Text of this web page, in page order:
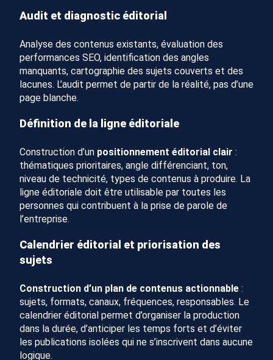
Audit et diagnostic éditorial
Analyse des contenus existants, évaluation des
performances SEO, identification des angles
manquants, cartographie des sujets couverts et des
lacunes. L’audit permet de partir de la réalité, pas d’une
page blanche.
Définition de la ligne éditoriale
Construction d’un positionnement éditorial clair :
thématiques prioritaires, angle différenciant, ton,
niveau de technicité, types de contenus à produire. La
ligne éditoriale doit être utilisable par toutes les
personnes qui contribuent à la prise de parole de
l’entreprise.
Calendrier éditorial et priorisation des
sujets
Construction d’un plan de contenus actionnable :
sujets, formats, canaux, fréquences, responsables. Le
calendrier éditorial permet d’organiser la production
dans la durée, d’anticiper les temps forts et d’éviter
les publications isolées qui ne s’inscrivent dans aucune
logique.